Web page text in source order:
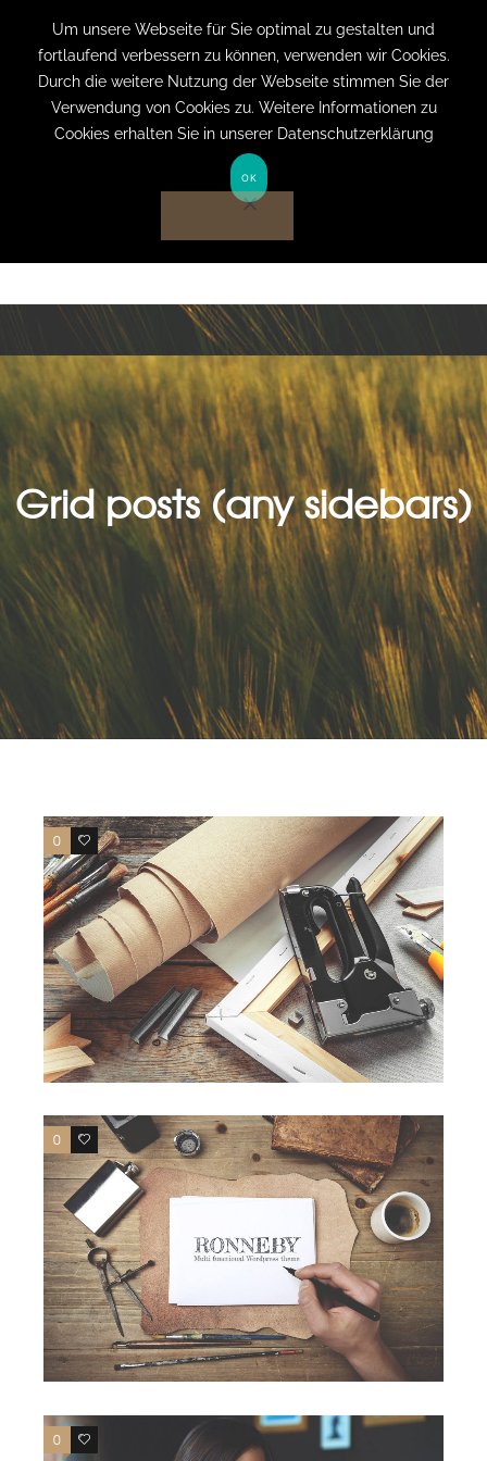
+49 (0) 151 19079060 info@privatpraxis-
bertram.de
Anmelden auf Website
Grid posts (any sidebars)
0 0
0 1
0 1
Um unsere Webseite für Sie optimal zu gestalten und
fortlaufend verbessern zu können, verwenden wir Cookies.
Durch die weitere Nutzung der Webseite stimmen Sie der
Verwendung von Cookies zu. Weitere Informationen zu
Cookies erhalten Sie in unserer Datenschutzerklärung
OK